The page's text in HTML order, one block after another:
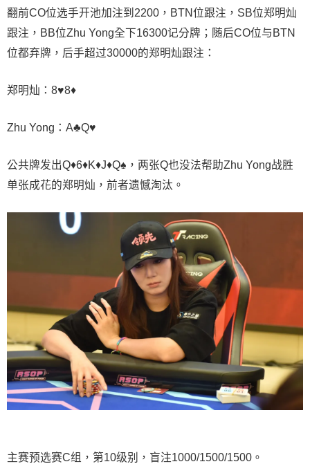
翻前CO位选手开池加注到2200，BTN位跟注，SB位郑明灿
跟注，BB位Zhu Yong全下16300记分牌；随后CO位与BTN
位都弃牌，后手超过30000的郑明灿跟注：
郑明灿：8♥️8♦️
Zhu Yong：A♣️Q♥️
公共牌发出Q♦️6♦️K♦️J♦️Q♠️，两张Q也没法帮助Zhu Yong战胜
单张成花的郑明灿，前者遗憾淘汰。
主赛预选赛C组，第10级别，盲注1000/1500/1500。